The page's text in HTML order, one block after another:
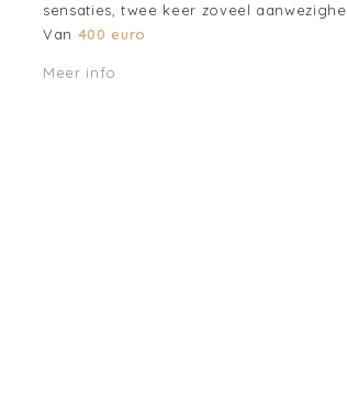
sensaties, twee keer zoveel
Van 400 euro
Meer info